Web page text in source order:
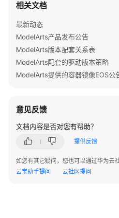
API
览
如
何
应
用
例
工
相关文档
最新动态
ModelArts产品发布公告
ModelArts版本配套关系表
ModelArts配套的驱动版本策略
ModelArts提供的容器镜像EOS公
意见反馈
文档内容是否对您有帮助？
提供反馈
如您有其它疑问，您也可以通过华为云
云宝助手提问
云社区提问